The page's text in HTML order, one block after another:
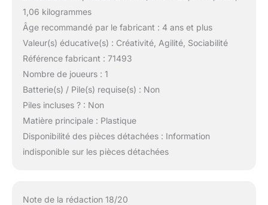
1,06 kilogrammes
Âge recommandé par le fabricant : 4 ans et plus
Valeur(s) éducative(s) : Créativité, Agilité, Sociabilité
Référence fabricant : 71493
Nombre de joueurs : 1
Batterie(s) / Pile(s) requise(s) : Non
Piles incluses ? : Non
Matière principale : Plastique
Disponibilité des pièces détachées : Information
indisponible sur les pièces détachées
Note de la rédaction 18/20